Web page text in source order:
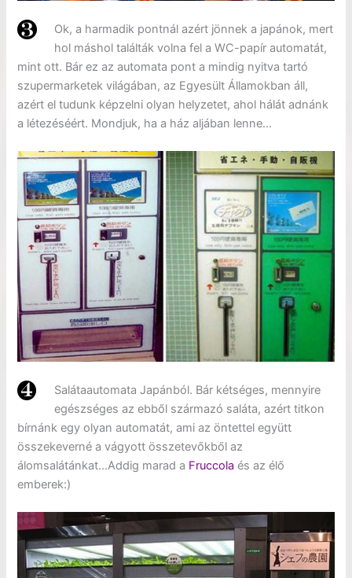
Ok, a harmadik pontnál azért jönnek a japánok, mert
hol máshol találták volna fel a WC-papír automatát,
mint ott. Bár ez az automata pont a mindig nyitva tartó
szupermarketek világában, az Egyesült Államokban áll,
azért el tudunk képzelni olyan helyzetet, ahol hálát adnánk
a létezéséért. Mondjuk, ha a ház aljában lenne…
Salátaautomata Japánból. Bár kétséges, mennyire
egészséges az ebből származó saláta, azért titkon
bírnánk egy olyan automatát, ami az öntettel együtt
összekeverné a vágyott összetevőkből az
álomsalátánkat…Addig marad a Fruccola és az élő
emberek:)